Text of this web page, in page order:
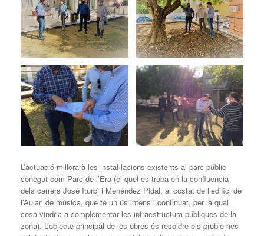
L’actuació millorarà les instal·lacions existents al parc públic
conegut com Parc de l’Era (el quel es troba en la confluència
dels carrers José Iturbi i Menéndez Pidal, al costat de l’edifici de
l’Aulari de música, que té un ús intens i continuat, per la qual
cosa vindria a complementar les infraestructura públiques de la
zona). L’objecte principal de les obres és resoldre els problemes